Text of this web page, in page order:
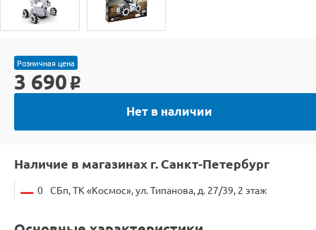
Розничная цена
3 690 o
Нет в наличии
Наличие в магазинах г. Санкт-Петербург
0 СБп, ТК «Космос», ул. Типанова, д. 27/39, 2 этаж